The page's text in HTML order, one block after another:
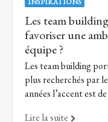
Les team
favoriser une
équipe ?
Les team building
plus recherchés par
années l’accent est
Lire la suite